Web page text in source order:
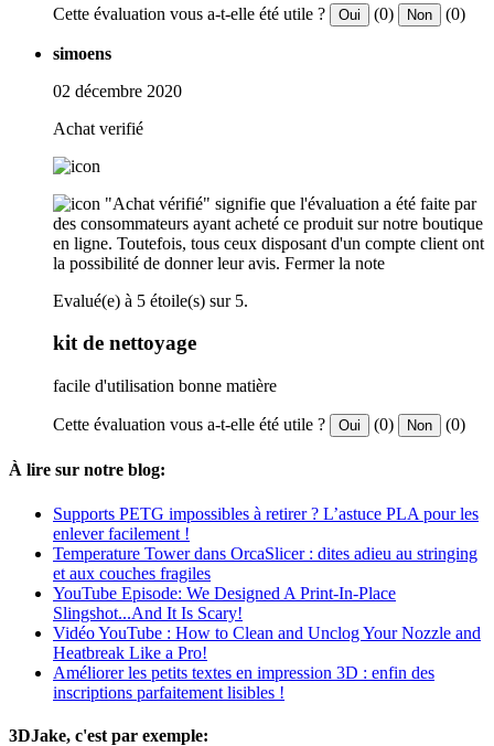
Cette évaluation vous a-t-elle été utile ? Oui (0) Non (0)
simoens
02 décembre 2020
Achat verifié
"Achat vérifié" signifie que l'évaluation a été faite par
des consommateurs ayant acheté ce produit sur notre boutique
en ligne. Toutefois, tous ceux disposant d'un compte client ont
la possibilité de donner leur avis. Fermer la note
Evalué(e) à 5 étoile(s) sur 5.
kit de nettoyage
facile d'utilisation bonne matière
Cette évaluation vous a-t-elle été utile ? Oui (0) Non (0)
À lire sur notre blog:
Supports PETG impossibles à retirer ? L’astuce PLA pour les
enlever facilement !
Temperature Tower dans OrcaSlicer : dites adieu au stringing
et aux couches fragiles
YouTube Episode: We Designed A Print-In-Place
Slingshot...And It Is Scary!
Vidéo YouTube : How to Clean and Unclog Your Nozzle and
Heatbreak Like a Pro!
Améliorer les petits textes en impression 3D : enfin des
inscriptions parfaitement lisibles !
3DJake, c'est par exemple: